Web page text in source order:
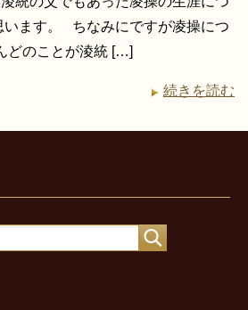
います。 ちなみにですが凌操につ
どのことが淩統 […]
続きを読む